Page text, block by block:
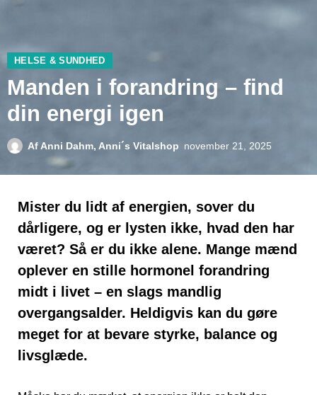
HELSE & SUNDHED
Manden i forandring – find
din energi igen
AfAnni Dahm, Anni´s Vitalshop november 21, 2025
Mister du lidt af energien, sover du
dårligere, og er lysten ikke, hvad den har
været? Så er du ikke alene. Mange mænd
oplever en stille hormonel forandring
midt i livet – en slags mandlig
overgangsalder. Heldigvis kan du gøre
meget for at bevare styrke, balance og
livsglæde.